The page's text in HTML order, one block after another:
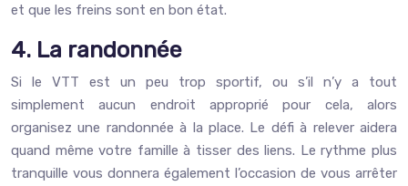
et que les freins sont en bon état.
4. La randonnée
Si le VTT est un peu trop sportif, ou s’il n’y a tout
simplement aucun endroit approprié pour cela, alors
organisez une randonnée à la place. Le défi à relever aidera
quand même votre famille à tisser des liens. Le rythme plus
tranquille vous donnera également l’occasion de vous arrêter